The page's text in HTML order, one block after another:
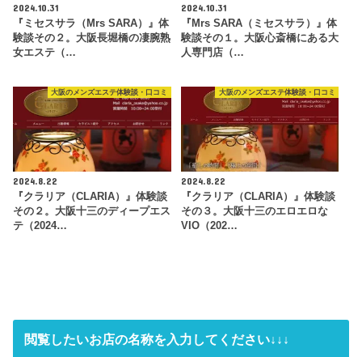
2024.10.31
『ミセスサラ（Mrs SARA）』体
験談その２。大阪長堀橋の凄腕熟
女エステ（…
2024.10.31
『Mrs SARA（ミセスサラ）』体
験談その１。大阪心斎橋にある大
人専門店（…
大阪のメンズエステ体験談・口コミ
2024.8.22
『クラリア（CLARIA）』体験談
その２。大阪十三のディープエス
テ（2024…
大阪のメンズエステ体験談・口コミ
2024.8.22
『クラリア（CLARIA）』体験談
その３。大阪十三のエロエロな
VIO（202…
閲覧したいお店の名称を入力してください↓↓↓